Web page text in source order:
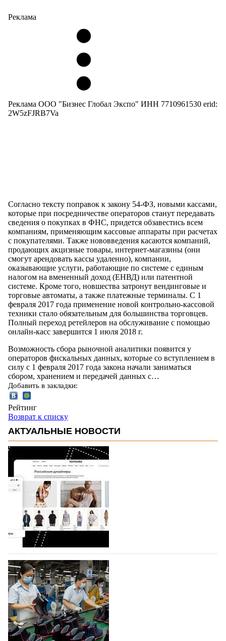
Реклама
Реклама ООО "Бизнес Глобал Экспо" ИНН 7710961530 erid:
2W5zFJRB7Va
Согласно тексту поправок к закону 54-ФЗ, новыми кассами,
которые при посредничестве операторов станут передавать
сведения о покупках в ФНС, придется обзавестись всем
компаниям, применяющим кассовые аппараты при расчетах
с покупателями. Также нововведения касаются компаний,
продающих акцизные товары, интернет-магазины (они
смогут арендовать кассы удаленно), компании,
оказывающие услуги, работающие по системе с единым
налогом на вмененный доход (ЕНВД) или патентной
системе. Кроме того, новшества затронут вендинговые и
торговые автоматы, а также платежные терминалы. С 1
февраля 2017 года применение новой контрольно-кассовой
техники стало обязательным для большинства торговцев.
Полный переход ретейлеров на обслуживание с помощью
онлайн-касс завершится 1 июля 2018 г.
Возможность сбора рыночной аналитики появится у
операторов фискальных данных, которые со вступлением в
силу с 1 февраля 2017 года закона начали заниматься
сбором, хранением и передачей данных с…
Добавить в закладки:
Рейтинг
Возврат к списку
АКТУАЛЬНЫЕ НОВОСТИ
На платформе Lamoda - новый раздел и
условия продвижения локальных
дизайнерских марок
Российский маркетплейс Lamoda решил обновить
раздел для продажи продукции локальных